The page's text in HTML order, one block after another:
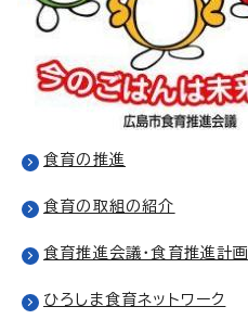
食育の推進
食育の取組の紹介
食育推進会議・食育推進計画
ひろしま食育ネットワーク